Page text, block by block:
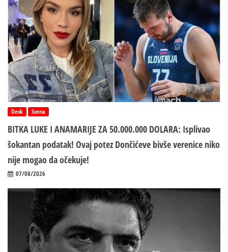
Desk Scena
BITKA LUKE I ANAMARIJE ZA 50.000.000 DOLARA: Isplivao
šokantan podatak! Ovaj potez Dončićeve bivše verenice niko
nije mogao da očekuje!
07/08/2026